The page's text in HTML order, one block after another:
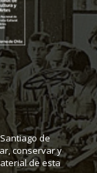
de
conservar y
de esta